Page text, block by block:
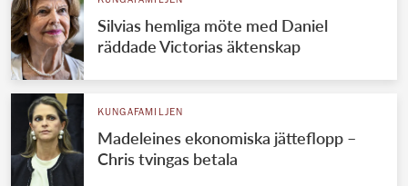
Silvias hemliga möte med Daniel
räddade Victorias äktenskap
KUNGAFAMILJEN
Madeleines ekonomiska jätteflopp –
Chris tvingas betala